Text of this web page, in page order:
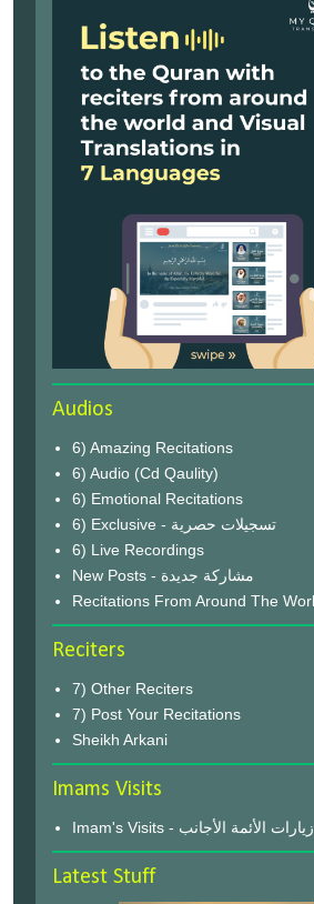
Audios
6) Amazing Recitations
6) Audio (Cd Qaulity)
6) Emotional Recitations
6) Exclusive - تسجيلات حصرية
6) Live Recordings
New Posts - مشاركة جديدة
Recitations From Around The
Reciters
7) Other Reciters
7) Post Your Recitations
Sheikh Arkani
Imams Visits
Imam's Visits - زيارات الأئمة الأجانب
Latest Stuff